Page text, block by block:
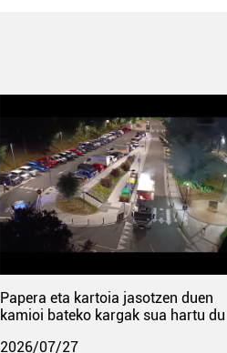
Papera eta kartoia jasotzen duen
kamioi bateko kargak sua hartu du
2026/07/27